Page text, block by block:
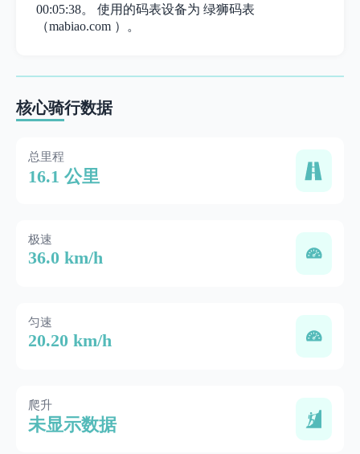
00:05:38。 使用的码表设备为 绿狮码表
（mabiao.com ）。
核心骑行数据
总里程
16.1 公里
极速
36.0 km/h
匀速
20.20 km/h
爬升
未显示数据